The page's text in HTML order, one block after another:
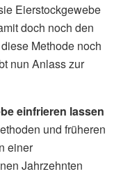
Eierstockgewebe
doch noch den
Methode noch
nun Anlass zur
einfrieren lassen
und früheren
einer
Jahrzehnten